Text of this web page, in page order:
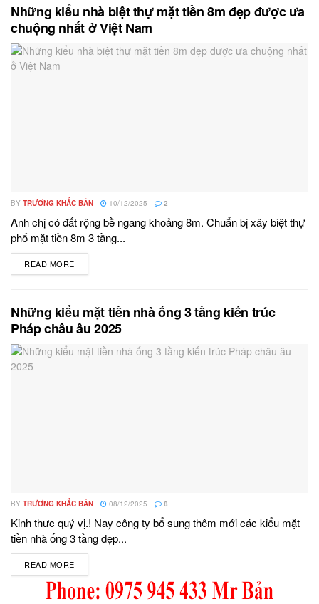
Những kiểu nhà biệt thự mặt tiền 8m đẹp được ưa
chuộng nhất ở Việt Nam
BY TRƯƠNG KHẮC BẢN 10/12/2025 2
Anh chị có đất rộng bề ngang khoảng 8m. Chuẩn bị xây biệt thự
phố mặt tiền 8m 3 tầng...
READ MORE
Những kiểu mặt tiền nhà ống 3 tầng kiến trúc
Pháp châu âu 2025
BY TRƯƠNG KHẮC BẢN 08/12/2025 8
Kinh thưc quý vị.! Nay công ty bổ sung thêm mới các kiểu mặt
tiền nhà ống 3 tầng đẹp...
READ MORE